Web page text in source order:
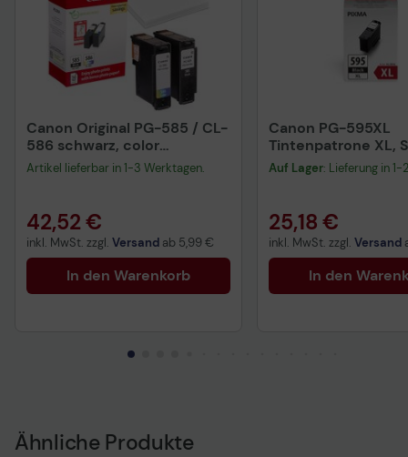
Canon Original PG-585 / CL-
586 schwarz, color
Druckerpatronen +
Artikel lieferbar in 1-3 Werktagen.
42,52 €
inkl. MwSt. zzgl. Versand ab 5,99 €
In den Warenkorb
Canon PG-595XL
Tintenpatrone XL,
Auf Lager: Lieferung in
25,18 €
inkl. MwSt. zzgl. Versand
In den
Ähnliche Produkte